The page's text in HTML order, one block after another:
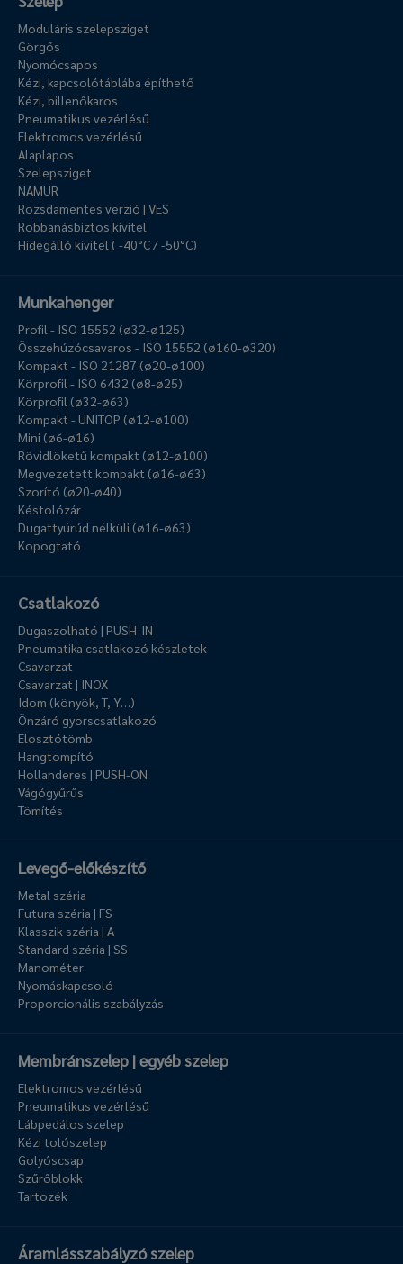
Moduláris szelepsziget
Görgős
Nyomócsapos
Kézi, kapcsolótáblába építhető
Kézi, billenőkaros
Pneumatikus vezérlésű
Elektromos vezérlésű
Alaplapos
Szelepsziget
NAMUR
Rozsdamentes verzió | VES
Robbanásbiztos kivitel
Hidegálló kivitel ( -40°C / -50°C)
Munkahenger
Profil - ISO 15552 (ø32-ø125)
Összehúzócsavaros - ISO 15552 (ø160-ø320)
Kompakt - ISO 21287 (ø20-ø100)
Körprofil - ISO 6432 (ø8-ø25)
Körprofil (ø32-ø63)
Kompakt - UNITOP (ø12-ø100)
Mini (ø6-ø16)
Rövidlöketű kompakt (ø12-ø100)
Megvezetett kompakt (ø16-ø63)
Szorító (ø20-ø40)
Késtolózár
Dugattyúrúd nélküli (ø16-ø63)
Kopogtató
Csatlakozó
Dugaszolható | PUSH-IN
Pneumatika csatlakozó készletek
Csavarzat
Csavarzat | INOX
Idom (könyök, T, Y…)
Önzáró gyorscsatlakozó
Elosztótömb
Hangtompító
Hollanderes | PUSH-ON
Vágógyűrűs
Tömítés
Levegő-előkészítő
Metal széria
Futura széria | FS
Klasszik széria | A
Standard széria | SS
Manométer
Nyomáskapcsoló
Proporcionális szabályzás
Membránszelep | egyéb szelep
Elektromos vezérlésű
Pneumatikus vezérlésű
Lábpedálos szelep
Kézi tolószelep
Golyóscsap
Szűrőblokk
Tartozék
Áramlásszabályzó szelep